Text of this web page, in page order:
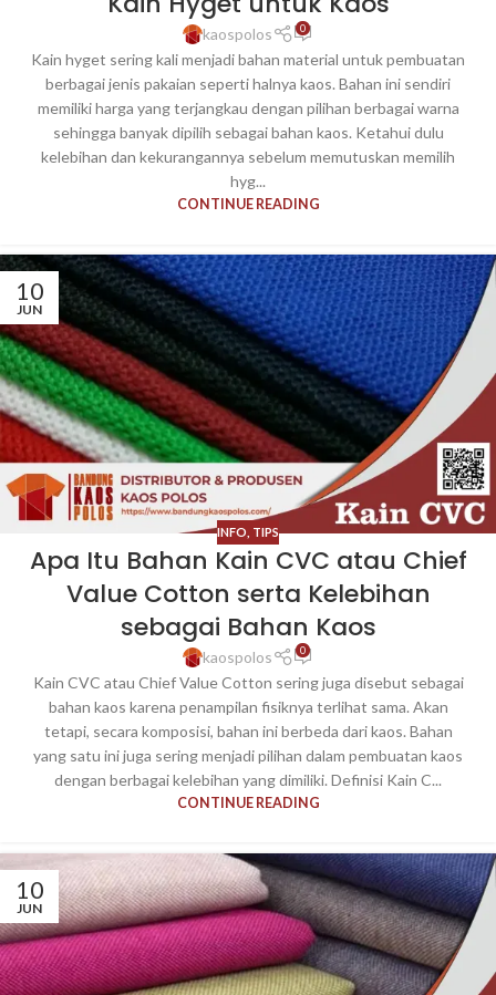
kaospolos 0
Kain hyget sering kali menjadi bahan material untuk pembuatan
berbagai jenis pakaian seperti halnya kaos. Bahan ini sendiri
memiliki harga yang terjangkau dengan pilihan berbagai warna
sehingga banyak dipilih sebagai bahan kaos. Ketahui dulu
kelebihan dan kekurangannya sebelum memutuskan memilih
hyg...
CONTINUE READING
10
JUN
INFO TIPS
Apa Itu Bahan Kain CVC atau Chief
Value Cotton serta Kelebihan
sebagai Bahan Kaos
kaospolos 0
Kain CVC atau Chief Value Cotton sering juga disebut sebagai
bahan kaos karena penampilan fisiknya terlihat sama. Akan
tetapi, secara komposisi, bahan ini berbeda dari kaos. Bahan
yang satu ini juga sering menjadi pilihan dalam pembuatan kaos
dengan berbagai kelebihan yang dimiliki. Definisi Kain C...
CONTINUE READING
10
JUN